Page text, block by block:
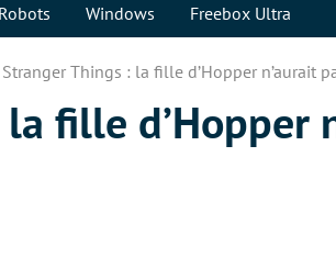
Robots Windows Freebox Ultra
Stranger Things : la fille d’Hopper n’aurait
fille d’Hopper